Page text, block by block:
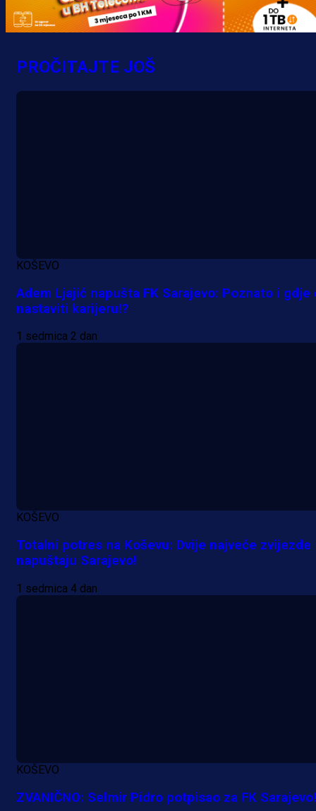
Promo vijesti
MrBit: Isprati kvalifikacije za
evropska takmičenja i preuzmi
bonus dobrodošlice!
PROČITAJTE JOŠ
KOŠEVO
Adem Ljajić napušta FK Sarajevo: Poznato i gdje
nastaviti karijeru!?
1 sedmica 2 dan
KOŠEVO
Totalni potres na Koševu: Dvije najveće zvijezde
napuštaju Sarajevo!
1 sedmica 4 dan
KOŠEVO
ZVANIČNO: Selmir Pidro potpisao za FK Sarajevo!